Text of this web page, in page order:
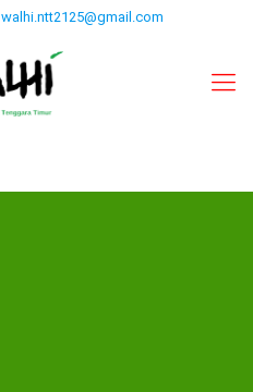
walhi.ntt2125@gmail.com